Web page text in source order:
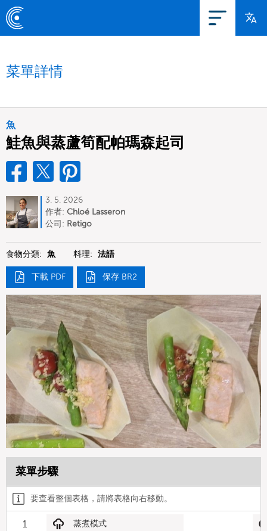
菜單詳情
魚
鮭魚與蒸蘆筍配帕瑪森起司
3. 5. 2026
作者: Chloé Lasseron
公司: Retigo
食物分類: 魚 料理: 法語
下載 PDF 保存 BR2
菜單步驟
要查看整個表格，請將表格向右移動。
1 蒸煮模式